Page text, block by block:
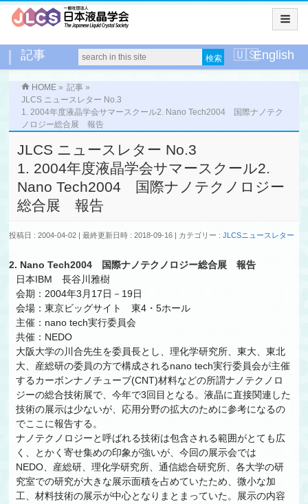
記事 English
HOME » 記事 »
JLCS ニュースレター No.3
1. 2004年度液晶学会サマースクール2. Nano Tech2004 国際ナノテク
ノロジー総合展 報告
JLCS ニュースレター No.3
1. 2004年度液晶学会サマースクール2.
Nano Tech2004 国際ナノテクノロジー
総合展 報告
投稿日 : 2004-04-02 最終更新日時 : 2018-09-16 カテゴリー :JLCSニュースレター
2. Nano Tech2004 国際ナノテクノロジー総合展 報告
日本IBM 長谷川雅樹
会期：2004年3月17日－19日
会場：東京ビッグサイト 東4・5ホール
主催：nano tech実行委員会
共催：NEDO
大阪大学の川合先生を委員長とし、理化学研究所、東大、東北
大、産総研の委員の方で構成されるnano tech実行委員会が主催
するカーボンナノチューブ(CNT)材料などの所謂ナノテクノロ
ジーの総合技術展で、今年で3回目となる。液晶に直接関連した
技術の展示は少ないが、応用分野の拡大のために参考になるの
でここに報告する。
ナノテクノロジーと呼ばれる技術は包含される範囲がとても広
く、とかく寄せ集めの印象が強いが、今回の展示会では
NEDO、産総研、理化学研究所、通信総合研究所、各大学の研
究室での研究が大きな展示面積を占めていたため、微小な加
工、材料技術の展示が中心となりまとまっていた。展示の内容